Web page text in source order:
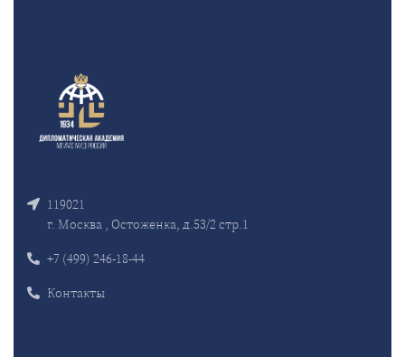
119021
г. Москва , Остоженка, д.53/2 стр.1
+7 (499) 246-18-44
Контакты